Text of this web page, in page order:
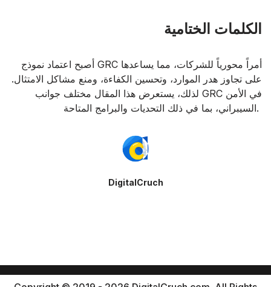
الكلمات الختامية
أصبح اعتماد نموذج GRC أمراً محورياً للشركات، مما يساعدها
على تجاوز هدر الموارد، وتحسين الكفاءة، ومنع مشاكل الامتثال.
لذلك، يستعرض هذا المقال مختلف جوانب GRC في الأمن
السيبراني، بما في ذلك التحديات والبرامج المتاحة.
DigitalCruch